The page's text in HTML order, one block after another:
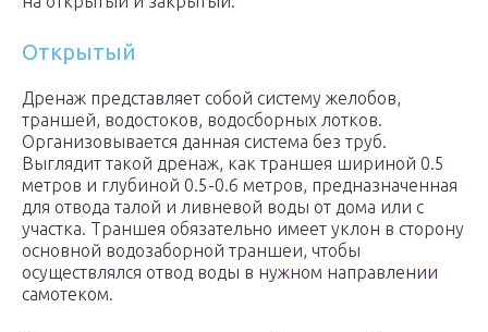
Открытый
Дренаж представляет собой систему желобов,
траншей, водостоков, водосборных лотков.
Организовывается данная система без труб.
Выглядит такой дренаж, как траншея шириной 0.5
метров и глубиной 0.5-0.6 метров, предназначенная
для отвода талой и ливневой воды от дома или с
участка. Траншея обязательно имеет уклон в сторону
основной водозаборной траншеи, чтобы
осуществлялся отвод воды в нужном направлении
самотеком.